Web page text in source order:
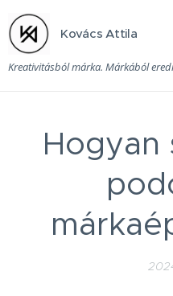
Kovács Attila
Kreativitásból márka. Márkából
Hogyan